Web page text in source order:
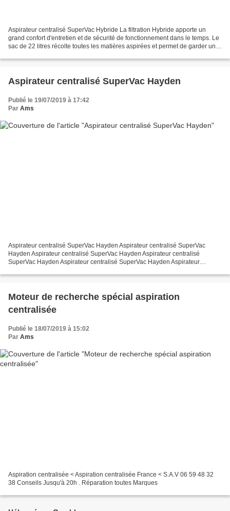
Aspirateur centralisé SuperVac Hybride La filtration Hybride apporte un
grand confort d'entretien et de sécurité de fonctionnement dans le temps. Le
sac de 22 litres récolte toutes les matières aspirées et permet de garder une
Aspirateur centralisé SuperVac Hayden
Publié le 19/07/2019 à 17:42
Par Ams
Aspirateur centralisé SuperVac Hayden Aspirateur centralisé SuperVac
Hayden Aspirateur centralisé SuperVac Hayden Aspirateur centralisé
SuperVac Hayden Aspirateur centralisé SuperVac Hayden Aspirateur
Moteur de recherche spécial aspiration
centralisée
Publié le 18/07/2019 à 15:02
Par Ams
Aspiration centralisée < Aspiration centralisée France < S.A.V 06 59 48 32
38 Conseils Jusqu'à 20h . Réparation toutes Marques